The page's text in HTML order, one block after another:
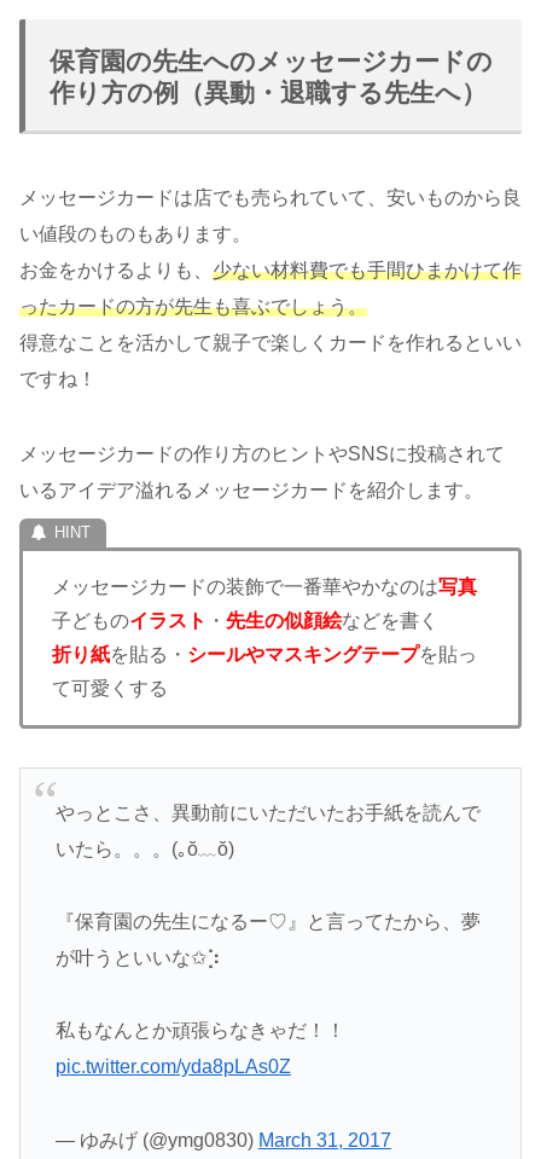
保育園の先生へのメッセージカードの
作り方の例（異動・退職する先生へ）
メッセージカードは店でも売られていて、安いものから良
い値段のものもあります。
お金をかけるよりも、 少ない材料費でも手間ひまかけて作
ったカードの方が先生も喜ぶでしょう。
得意なことを活かして親子で楽しくカードを作れるといい
ですね！
メッセージカードの作り方のヒントやSNSに投稿されて
いるアイデア溢れるメッセージカードを紹介します。
メッセージカードの装飾で一番華やかなのは写真
子どものイラスト ・ 先生の似顔絵などを書く
折り紙を貼る・ シールやマスキングテープを貼っ
て可愛くする
やっとこさ、異動前にいただいたお手紙を読んで
いたら。。。(｡ŏ﹏ŏ)
『保育園の先生になるー♡』と言ってたから、夢
が叶うといいな✩︎⡱
私もなんとか頑張らなきゃだ！！
pic.twitter.com/yda8pLAs0Z
— ゆみげ (@ymg0830) March 31, 2017